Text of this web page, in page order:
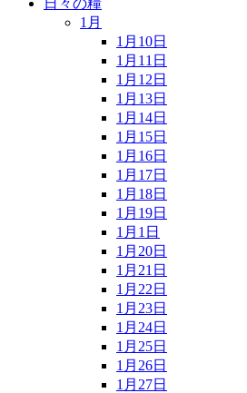
1月
1月10日
1月11日
1月12日
1月13日
1月14日
1月15日
1月16日
1月17日
1月18日
1月19日
1月1日
1月20日
1月21日
1月22日
1月23日
1月24日
1月25日
1月26日
1月27日